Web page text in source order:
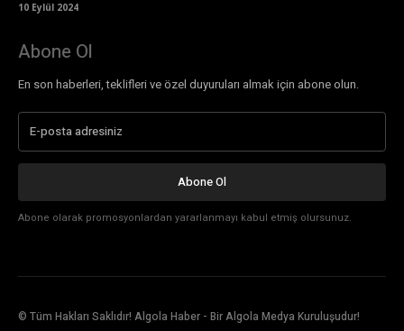
10 Eylül 2024
Abone Ol
En son haberleri, teklifleri ve özel duyuruları almak için abone olun.
Abone Ol
Abone olarak promosyonlardan yararlanmayı kabul etmiş olursunuz.
© Tüm Hakları Saklıdır! Algola Haber - Bir Algola Medya Kuruluşudur!